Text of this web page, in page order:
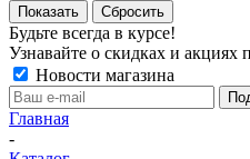
Сбросить
Будьте всегда в курсе!
Узнавайте о скидках и акциях
Новости магазина
Главная
-